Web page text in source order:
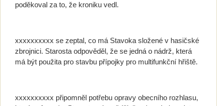
poděkoval za to, že kroniku vedl.
xxxxxxxxxx se zeptal, co má Stavoka složené v hasičské
zbrojnici. Starosta odpověděl, že se jedná o nádrž, která
má být použita pro stavbu přípojky pro multifunkční hřiště.
xxxxxxxxxx připomněl potřebu opravy obecního rozhlasu,